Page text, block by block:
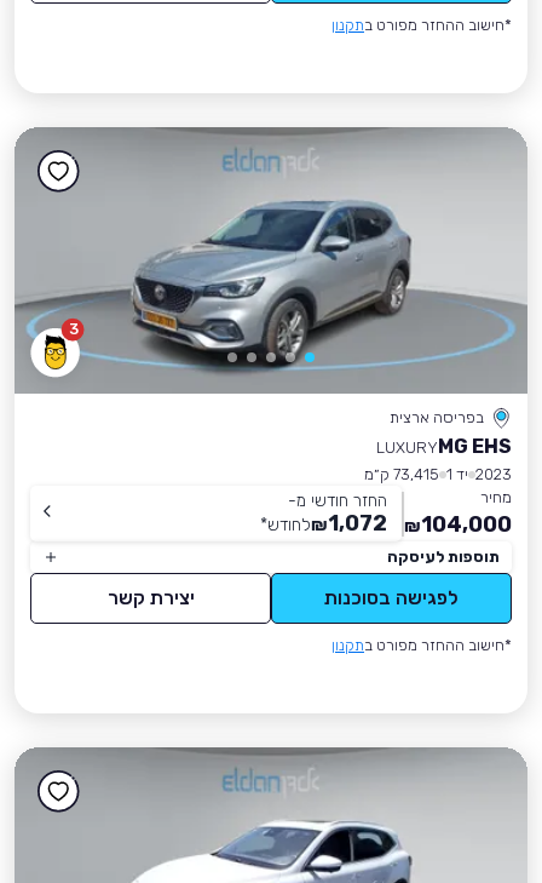
*חישוב ההחזר מפורט בתקנון
3
בפריסה ארצית
MG EHS
LUXURY
2023 יד 1
73,415 ק״מ
מחיר
104,000
₪
החזר חודשי מ-
1,072
₪לחודש*
תוספות לעיסקה
לפגישה בסוכנות יצירת קשר
*חישוב ההחזר מפורט בתקנון